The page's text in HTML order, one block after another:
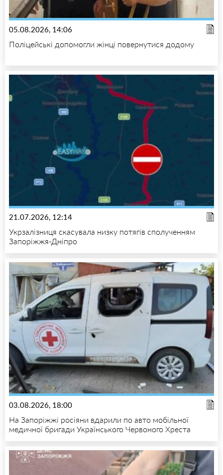
05.08.2026, 14:06
Поліцейські допомогли жінці повернутися додому
21.07.2026, 12:14
Укрзалізниця скасувала низку потягів сполученням
Запоріжжя-Дніпро
03.08.2026, 18:00
На Запоріжжі росіяни вдарили по авто мобільної
медичної бригади Українського Червоного Хреста